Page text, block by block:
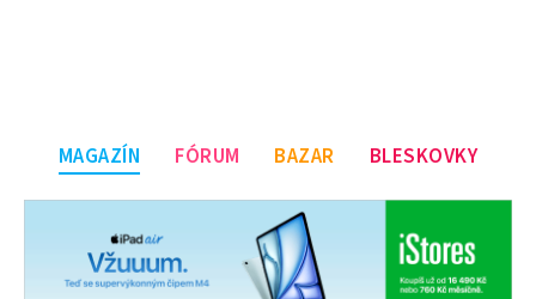
MAGAZÍN FÓRUM BAZAR BLESKOVKY